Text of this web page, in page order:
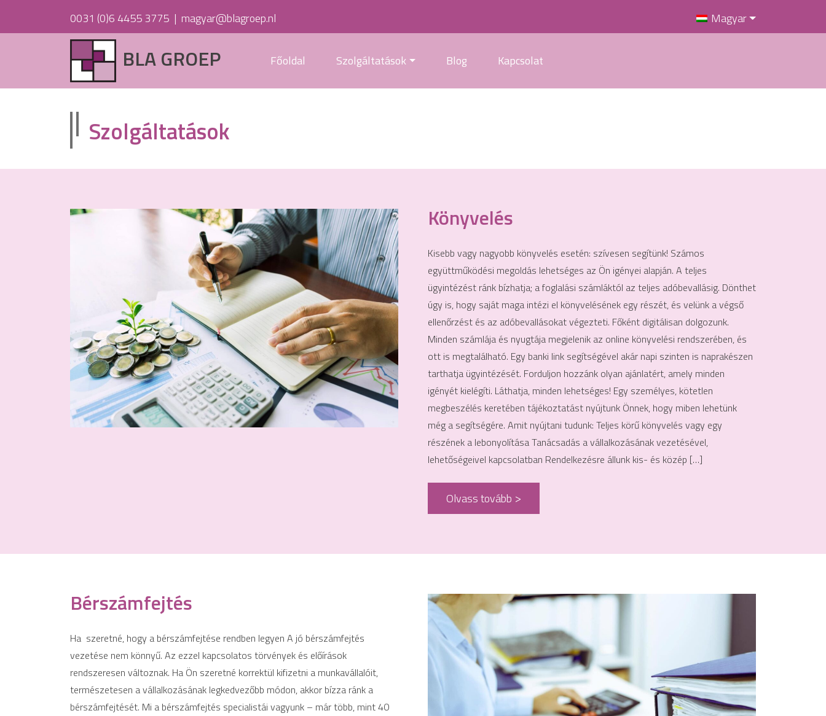
0031 (0)6 4455 3775 | magyar@blagroep.nl Magyar
BLA GROEP Főoldal Szolgáltatások Blog Kapcsolat
Szolgáltatások
Könyvelés
Kisebb vagy nagyobb könyvelés esetén: szívesen segítünk! Számos
együttműködési megoldás lehetséges az Ön igényei alapján. A teljes
ügyintézést ránk bízhatja; a foglalási számláktól az teljes adóbevallásig. Dönthet
úgy is, hogy saját maga intézi el könyvelésének egy részét, és velünk a végső
ellenőrzést és az adóbevallásokat végezteti. Főként digitálisan dolgozunk.
Minden számlája és nyugtája megjelenik az online könyvelési rendszerében, és
ott is megtalálható. Egy banki link segítségével akár napi szinten is naprakészen
tarthatja ügyintézését. Forduljon hozzánk olyan ajánlatért, amely minden
igényét kielégíti. Láthatja, minden lehetséges! Egy személyes, kötetlen
megbeszélés keretében tájékoztatást nyújtunk Önnek, hogy miben lehetünk
még a segítségére. Amit nyújtani tudunk: Teljes körű könyvelés vagy egy
részének a lebonyolítása Tanácsadás a vállalkozásának vezetésével,
lehetőségeivel kapcsolatban Rendelkezésre állunk kis- és közép […]
Olvass tovább
Bérszámfejtés
Ha szeretné, hogy a bérszámfejtése rendben legyen A jó bérszámfejtés
vezetése nem könnyű. Az ezzel kapcsolatos törvények és előírások
rendszeresen változnak. Ha Ön szeretné korrektül kifizetni a munkavállalóit,
természetesen a vállalkozásának legkedvezőbb módon, akkor bízza ránk a
bérszámfejtését. Mi a bérszámfejtés specialistái vagyunk – már több, mint 40